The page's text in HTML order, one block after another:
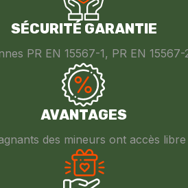
SÉCURITÉ GARANTIE
PR EN 15567-1, PR EN
AVANTAGES
des mineurs ont accès